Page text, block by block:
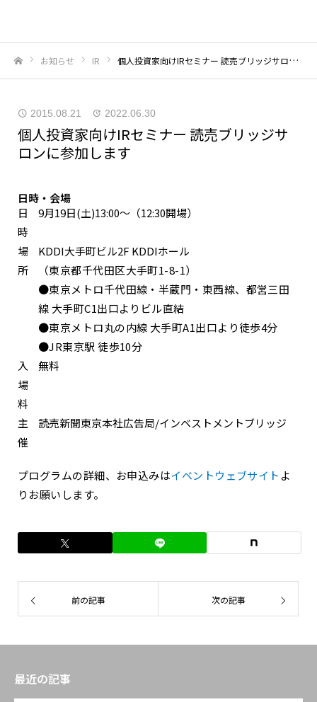
お知らせ IR 個人投資家向けIRセミナー 読売ブリッジサロンに参加します
2015.08.21 2022.06.30
個人投資家向けIRセミナー 読売ブリッジサ
ロンに参加します
日時・会場
日
時
9月19日(土)13:00～（12:30開場）
場
所
KDDI大手町ビル2F KDDIホール
（東京都千代田区大手町1-8-1）
●東京メトロ千代田線・半蔵門・東西線、都営三田
線 大手町C1出口よりビル直結
●東京メトロ丸の内線 大手町A1出口より徒歩4分
●JR東京駅 徒歩10分
入
場
料
無料
主
催
読売新聞東京本社広告局/インベストメントブリッジ
プログラムの詳細、お申込みはイベントウェブサイト よ
りお願いします。
前の記事 次の記事
最近の記事